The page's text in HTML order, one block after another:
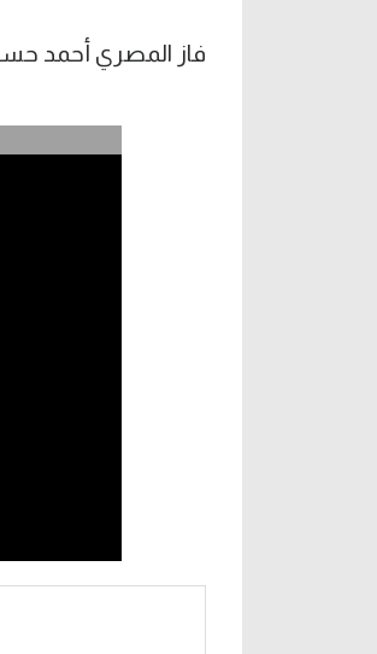
فاز المصري أحمد